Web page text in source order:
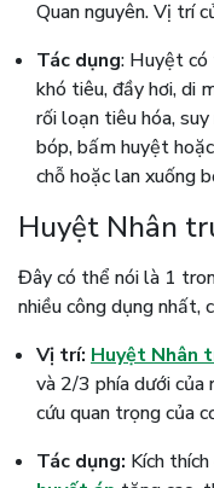
Quan nguyên. Vị trí
Tác dụng: Huyệt có
khó tiêu, đầy hơi, di
rối loạn tiêu hóa,
bóp, bấm huyệt
chỗ hoặc lan xuống
Huyệt Nhân
Đây có thể nói là 1
nhiều công dụng nhất,
Vị trí: Huyệt Nhân
và 2/3 phía dưới của
cứu quan trọng của
Tác dụng: Kích